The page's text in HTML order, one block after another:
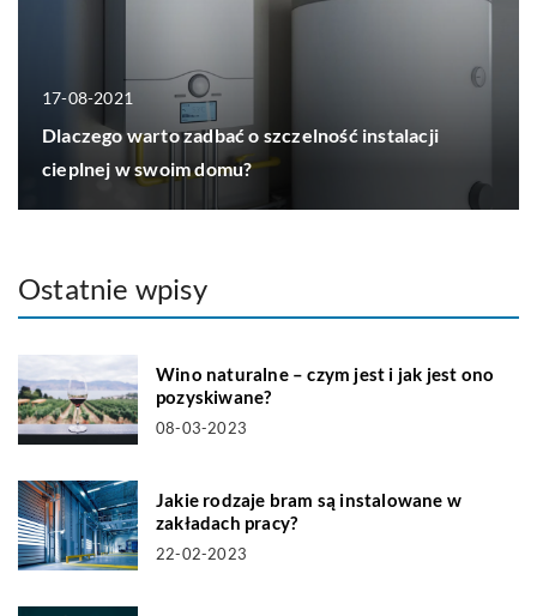
17-08-2021
Dlaczego warto zadbać o szczelność instalacji
cieplnej w swoim domu?
Ostatnie wpisy
Wino naturalne – czym jest i jak jest ono
pozyskiwane?
08-03-2023
Jakie rodzaje bram są instalowane w
zakładach pracy?
22-02-2023